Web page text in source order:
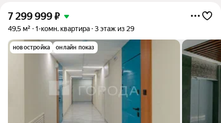
7 299 999₽
49,5 м² 1-комн. квартира 3 этаж из 29
новостройка онлайн показ